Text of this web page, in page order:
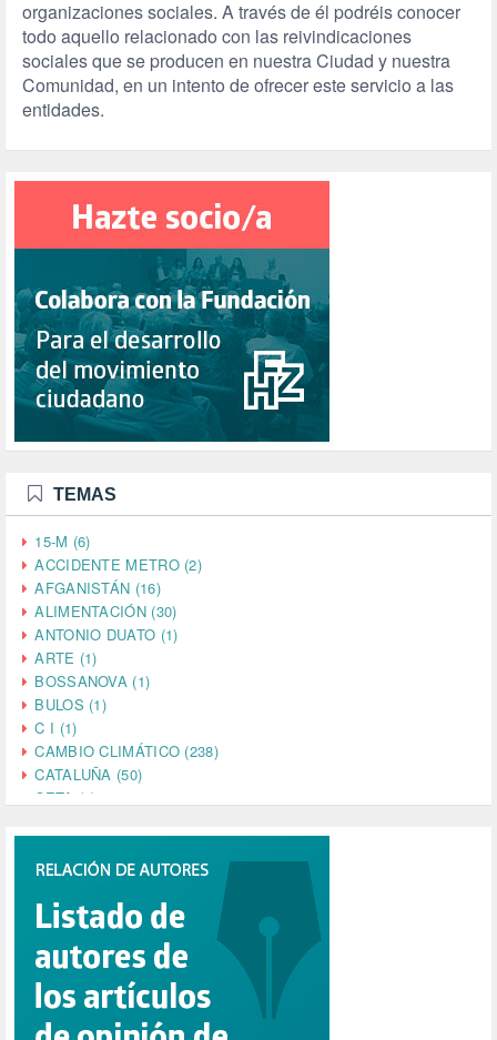
organizaciones sociales. A través de él podréis conocer
todo aquello relacionado con las reivindicaciones
sociales que se producen en nuestra Ciudad y nuestra
Comunidad, en un intento de ofrecer este servicio a las
entidades.
TEMAS
15-M (6)
ACCIDENTE METRO (2)
AFGANISTÁN (16)
ALIMENTACIÓN (30)
ANTONIO DUATO (1)
ARTE (1)
BOSSANOVA (1)
BULOS (1)
C I (1)
CAMBIO CLIMÁTICO (238)
CATALUÑA (50)
CETA (2)
CINE (35)
COMPROMISO (2)
CONFERENCIA (1)
CONSUMO (1)
CORONAVIRUS (155)
CORRUPCIÓN (215)
CULTURA (704)